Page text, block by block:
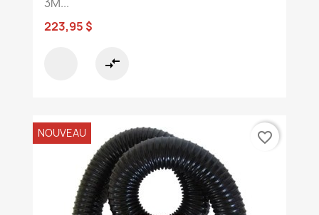
223,95 $
compare_arrows
NOUVEAU favorite_border